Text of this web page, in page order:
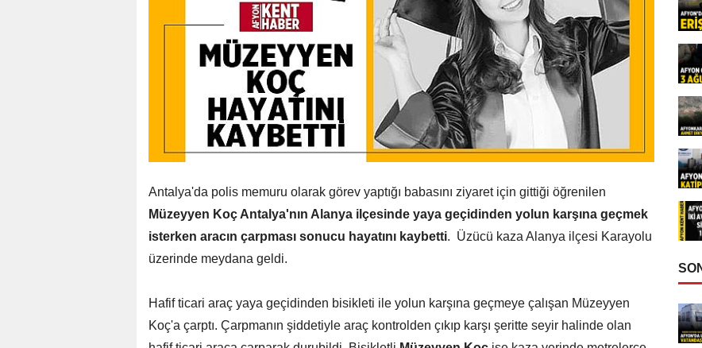
Antalya'da polis memuru olarak görev yaptığı babasını ziyaret için gittiği öğrenilen
Müzeyyen Koç Antalya'nın Alanya ilçesinde yaya geçidinden yolun karşına geçmek
isterken aracın çarpması sonucu hayatını kaybetti. Üzücü kaza Alanya ilçesi Karayolu
üzerinde meydana geldi.
Hafif ticari araç yaya geçidinden bisikleti ile yolun karşına geçmeye çalışan Müzeyyen
Koç'a çarptı. Çarpmanın şiddetiyle araç kontrolden çıkıp karşı şeritte seyir halinde olan